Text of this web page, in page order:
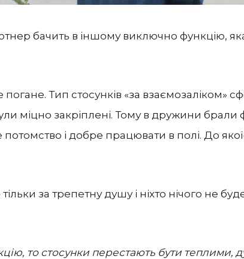
бачить в іншому виключно функцію,
Тип стосунків «за взаємозаліком»
міцно закріплені. Тому в дружини брали
і добре працювати в полі. До
за трепетну душу і ніхто нічого не
то стосунки перестають бути теплими,